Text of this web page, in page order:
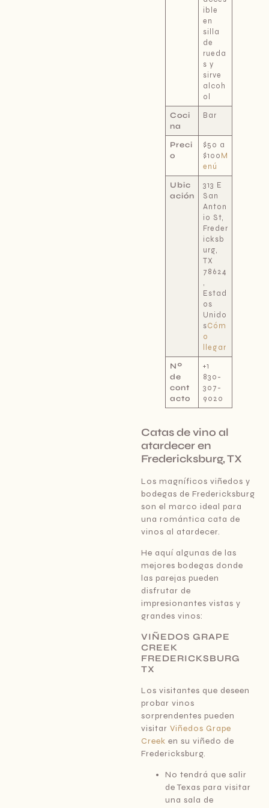
ible
en
silla
de
rueda
s y
sirve
alcoh
ol
Coci
na
Bar
Preci
o
$50 a
$100 M
enú
Ubic
ación
313 E
San
Anton
io St,
Freder
icksb
urg,
TX
78624
Estad
os
Unido
sCóm
o
llegar
Nº
de
cont
acto
+1
830-
307-
9020
Catas de vino al
atardecer en
Fredericksburg, TX
Los magníficos viñedos y
bodegas de Fredericksburg
son el marco ideal para
una romántica cata de
vinos al atardecer.
He aquí algunas de las
mejores bodegas donde
las parejas pueden
disfrutar de
impresionantes vistas y
grandes vinos:
VIÑEDOS GRAPE
CREEK
FREDERICKSBURG
TX
Los visitantes que deseen
probar vinos
sorprendentes pueden
visitarViñedos Grape
Creek en su viñedo de
Fredericksburg.
No tendrá que salir
de Texas para visitar
una sala de